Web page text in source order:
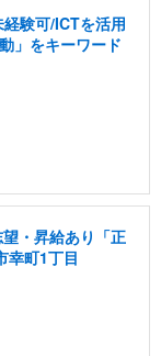
験可/ICTを活用
」をキーワード
・昇給あり「正
幸町1丁目